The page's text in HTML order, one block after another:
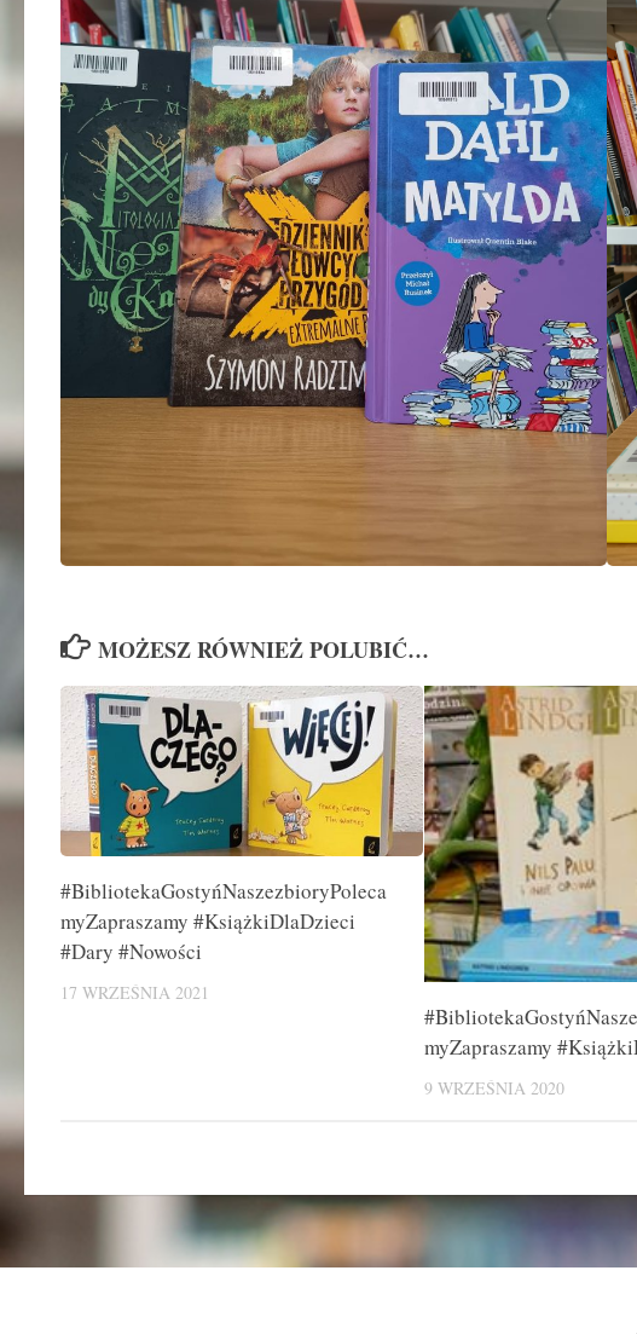
MOŻESZ RÓWNIEŻ POLUBIĆ…
#BibliotekaGostyńNaszezbioryPoleca
myZapraszamy #KsiążkiDlaDzieci
#Dary #Nowości
17 WRZEŚNIA 2021
myZapraszamy
9 WRZEŚNIA 2020